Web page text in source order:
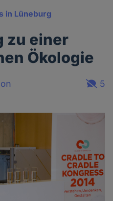
in Lüneburg
zu einer
Ökologie
5